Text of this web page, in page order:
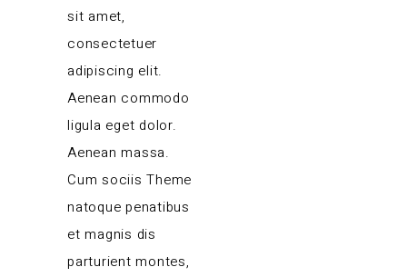
sit amet,
consectetuer
adipiscing elit.
Aenean commodo
ligula eget dolor.
Aenean massa.
Cum sociis Theme
natoque penatibus
et magnis dis
parturient montes,